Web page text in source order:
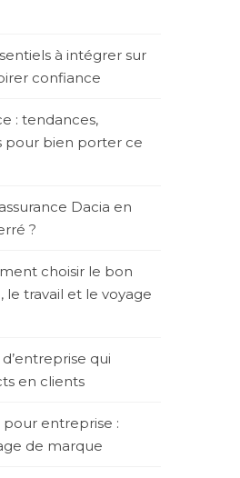
à intégrer sur
confiance
: tendances,
pour bien porter ce
Dacia en
?
choisir le bon
travail et le voyage
qui
en clients
entreprise :
de marque